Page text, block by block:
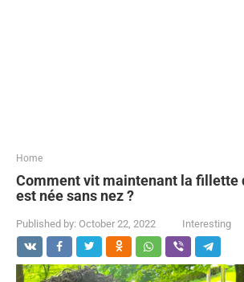
Home
Comment vit maintenant la fillette
est née sans nez ?
Published by: October 22, 2022 Interesting